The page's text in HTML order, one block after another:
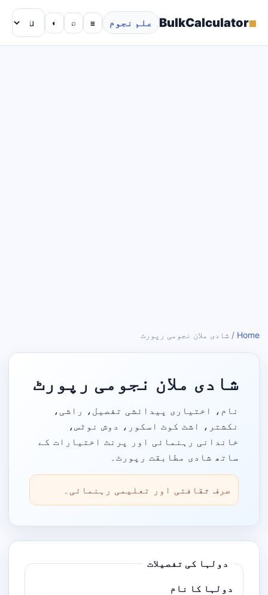
▦
BulkCalculator علم نجوم ☰
⌕
◐
Home
/ شادی ملان نجومی رپورٹ
شادی ملان نجومی رپورٹ
نام، اختیاری پیدائشی تفصیل، راشی،
نکشتر، اشٹ کوٹ اسکور، دوش نوٹس،
خاندانی رہنمائی اور پرنٹ اختیارات کے
ساتھ شادی مطابقت رپورٹ۔
صرف ثقافتی اور تعلیمی رہنمائی۔
دولہا کی تفصیلات
دولہا کا نام